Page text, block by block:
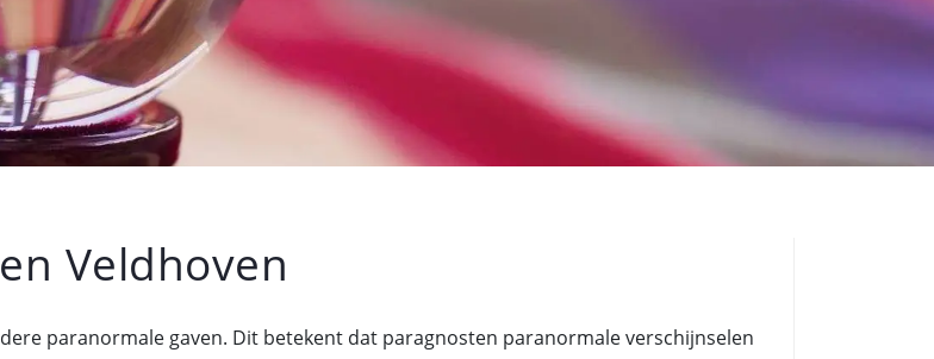
Veldhoven
paranormale gaven. Dit betekent dat paragnosten paranormale verschijnselen